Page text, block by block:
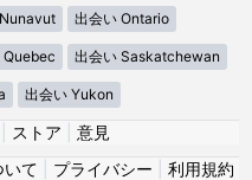
出会い Ontario
Quebec 出会い Saskatchewan
出会い Yukon
ストア
意見
いて プライバシー
利用規約